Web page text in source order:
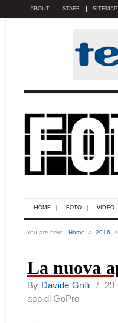
ABOUT STAFF SITEMAP
HOME FOTO VIDEO
You are here: Home > 2016 >
La nuova
By Davide Grilli / 29
app di GoPro